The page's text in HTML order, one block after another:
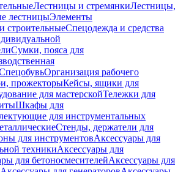
Лестницы и стремянкиЛестницы,
лестницыЭлементы
строительныеСпецодежда и средства
Сумки, пояса для
Организация рабочего
прожекторыКейсы, ящики для
для мастерскойТележки для
Шкафы для
для инструментальных
Стенды, держатели для
для инструментовАксессуары для
техникиАксессуары для
для бетоносмесителейАксессуары для